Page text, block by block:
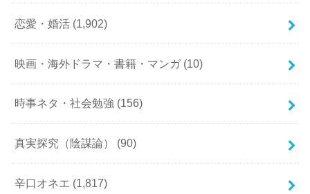
恋愛・婚活 (1,902)
映画・海外ドラマ・書籍・マンガ (10)
時事ネタ・社会勉強 (156)
真実探究（陰謀論） (90)
辛口オネエ (1,817)